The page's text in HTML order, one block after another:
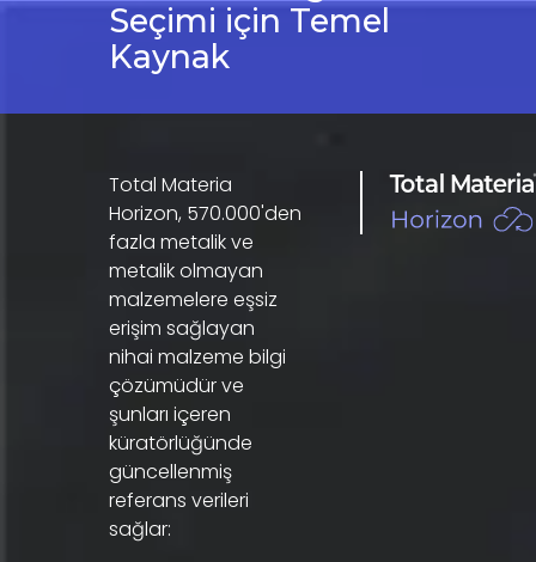
Seçimi için Temel
Kaynak
Total Materia
Horizon, 570.000'den
fazla metalik ve
metalik olmayan
malzemelere eşsiz
erişim sağlayan
nihai malzeme bilgi
çözümüdür ve
şunları içeren
küratörlüğünde
güncellenmiş
referans verileri
sağlar: